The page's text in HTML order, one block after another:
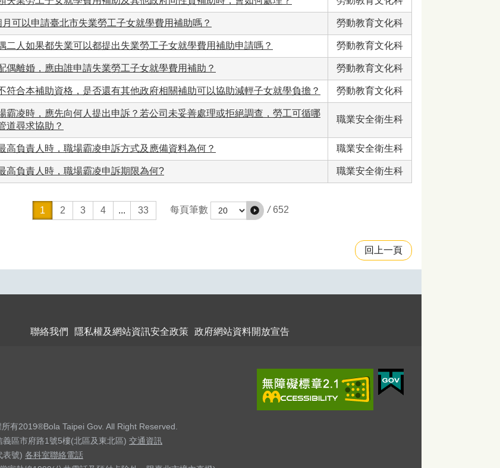
可以申請臺北市失業勞工子女就學費用補助嗎？ 勞動教育文化科
二人如果都失業可以都提出失業勞工子女就學費用補助申請嗎？ 勞動教育文化科
偶離婚，應由誰申請失業勞工子女就學費用補助？ 勞動教育文化科
符合本補助資格，是否還有其他政府相關補助可以協助減輕子女就學負擔？ 勞動教育文化科
霸凌時，應先向何人提出申訴？若公司未妥善處理或拒絕調查，勞工可循哪
道尋求協助？
職業安全衛生科
高負責人時，職場霸凌申訴方式及應備資料為何？ 職業安全衛生科
高負責人時，職場霸凌申訴期限為何? 職業安全衛生科
1 2 3 4 ... 33 每頁筆數 / 652
回上一頁
聯絡我們 隱私權及網站資訊安全政策 政府網站資料開放宣告
有2019®Bola Taipei Gov. All Right Reserved.
區市府路1號5樓(北區及東北區) 交通資訊
表號) 各科室聯絡電話